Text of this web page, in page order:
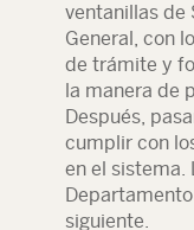
ventanillas de
General, con
de trámite y
la manera de
Después,
cumplir con
en el sistema.
siguiente.